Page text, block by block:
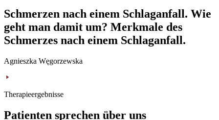
Schmerzen nach einem Schlaganfall. Wie
geht man damit um? Merkmale des
Schmerzes nach einem Schlaganfall.
Agnieszka Węgorzewska
Therapieergebnisse
Patienten sprechen über uns